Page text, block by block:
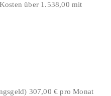
über 1.538,00 mit
Maximalbetrag (volles Erziehungsgeld) 307,00 € pro Monat